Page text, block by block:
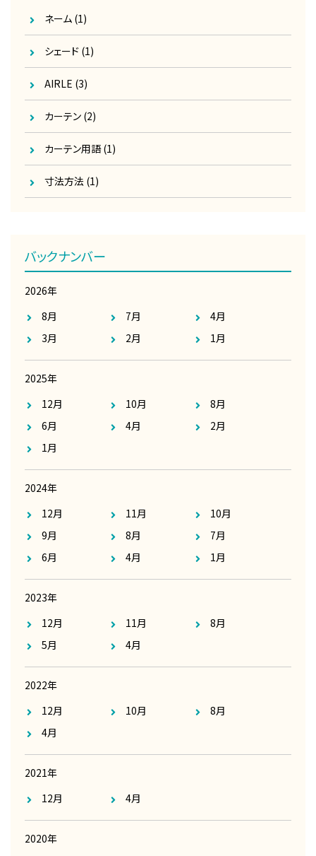
寸法方法 (1)
カーテン用語(1)
カーテン (2)
AIRLE (3)
シェード (1)
ネーム (1)
バックナンバー
2026年
8月
7月
4月
3月
2月 1月
2025年
12月
10月
8月
6月
4月
2月
1月
2024年
12月
11月
10月
9月
8月
7月
6月
4月 1月
2023年
12月
11月
8月
5月
4月
2022年
12月
10月
8月
4月
2021年
12月
4月
2020年